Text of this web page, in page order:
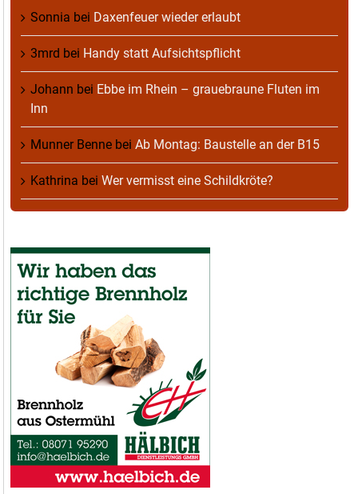
Sonnia bei Daxenfeuer wieder erlaubt
3mrd bei Handy statt Aufsichtspflicht
Johann bei Ebbe im Rhein – grauebraune Fluten im
Inn
Munner Benne bei Ab Montag: Baustelle an der B15
Kathrina bei Wer vermisst eine Schildkröte?